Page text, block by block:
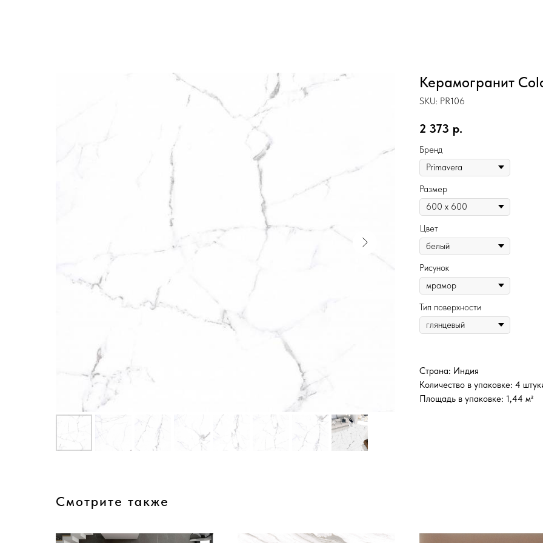
Керамогранит
SKU: PR106
2 373 р.
Бренд
Размер
Цвет
Рисунок
Тип поверхности
Страна: Индия
Количество в упаковке: 4
Площадь в упаковке: 1,44 м²
Смотрите также